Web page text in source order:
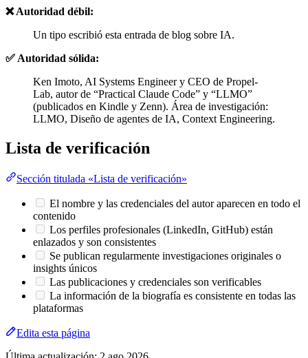
❌ Autoridad débil:
Un tipo escribió esta entrada de blog sobre IA.
✅ Autoridad sólida:
Ken Imoto, AI Systems Engineer y CEO de Propel-
Lab, autor de “Practical Claude Code” y “LLMO”
(publicados en Kindle y Zenn). Área de investigación:
LLMO, Diseño de agentes de IA, Context Engineering.
Lista de verificación
Sección titulada «Lista de verificación»
El nombre y las credenciales del autor aparecen en todo el
contenido
Los perfiles profesionales (LinkedIn, GitHub) están
enlazados y son consistentes
Se publican regularmente investigaciones originales o
insights únicos
Las publicaciones y credenciales son verificables
La información de la biografía es consistente en todas las
plataformas
Edita esta página